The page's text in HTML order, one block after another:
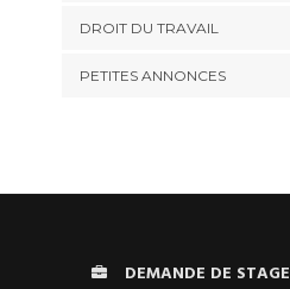
DROIT DU TRAVAIL
PETITES ANNONCES
DEMANDE DE STAGE